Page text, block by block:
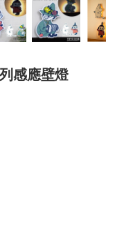
感應壁燈